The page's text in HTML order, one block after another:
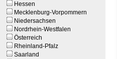
Hessen
Mecklenburg-Vorpommern
Niedersachsen
Nordrhein-Westfalen
Österreich
Rheinland-Pfalz
Saarland